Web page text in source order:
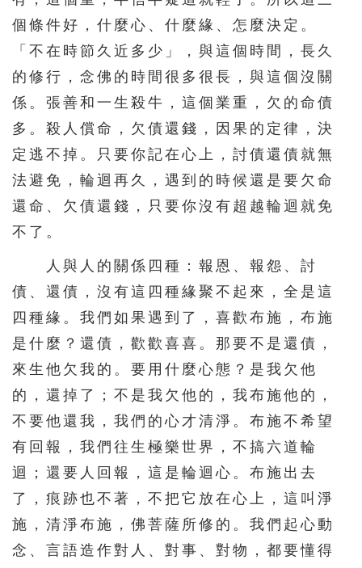
個條件好，什麼心、什麼緣、怎麼決定。
「不在時節久近多少」，與這個時間，長久
的修行，念佛的時間很多很長，與這個沒關
係。張善和一生殺牛，這個業重，欠的命債
多。殺人償命，欠債還錢，因果的定律，決
定逃不掉。只要你記在心上，討債還債就無
法避免，輪迴再久，遇到的時候還是要欠命
還命、欠債還錢，只要你沒有超越輪迴就免
不了。
人與人的關係四種：報恩、報怨、討
債、還債，沒有這四種緣聚不起來，全是這
四種緣。我們如果遇到了，喜歡布施，布施
是什麼？還債，歡歡喜喜。那要不是還債，
來生他欠我的。要用什麼心態？是我欠他
的，還掉了；不是我欠他的，我布施他的，
不要他還我，我們的心才清淨。布施不希望
有回報，我們往生極樂世界，不搞六道輪
迴；還要人回報，這是輪迴心。布施出去
了，痕跡也不著，不把它放在心上，這叫淨
施，清淨布施，佛菩薩所修的。我們起心動
念、言語造作對人、對事、對物，都要懂得